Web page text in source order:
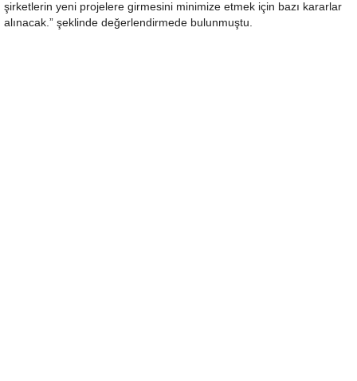
şirketlerin yeni projelere girmesini minimize etmek için bazı kararlar
alınacak.” şeklinde değerlendirmede bulunmuştu.